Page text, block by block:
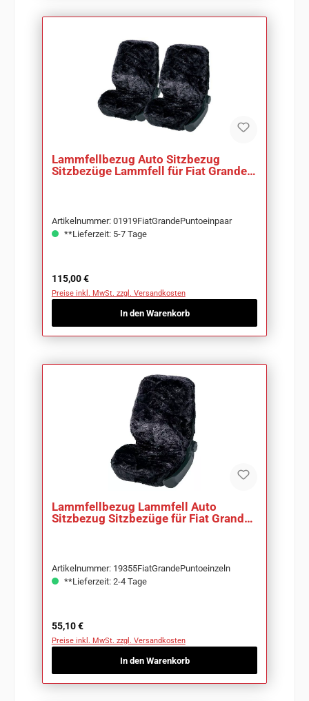
Lammfellbezug Auto Sitzbezug
Sitzbezüge Lammfell für Fiat Grande
Artikelnummer: 01919FiatGrandePuntoeinpaar
**Lieferzeit: 5-7 Tage
Regulärer Preis:
115,00 €
Preise inkl. MwSt. zzgl. Versandkosten
In den Warenkorb
Lammfellbezug Lammfell Auto
Sitzbezug Sitzbezüge für Fiat Grande
Artikelnummer: 19355FiatGrandePuntoeinzeln
**Lieferzeit: 2-4 Tage
Regulärer Preis:
55,10 €
Preise inkl. MwSt. zzgl. Versandkosten
In den Warenkorb